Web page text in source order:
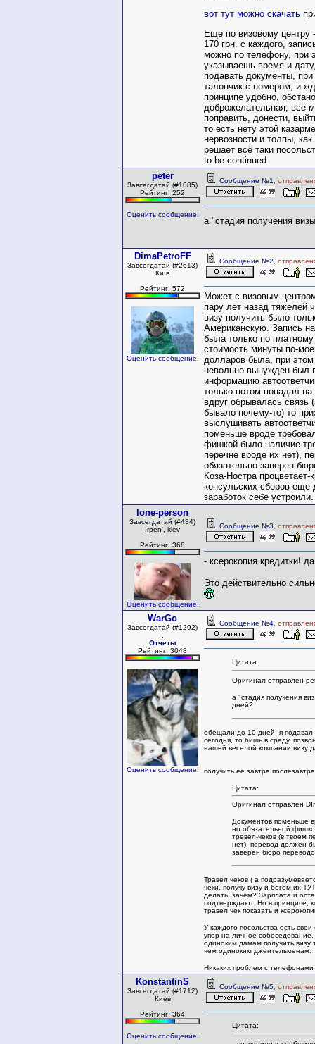
вот тут можно скачать
Еще по визовому центру
170 грн. с каждого,
можно по телефону, при
указываешь время и
подавать документы,
талончик с номером, и
принципе удобно,
доброжелательная, все
поправить, донести,
то есть нету этой
нервозности и толпы,
решает всё таки
to be continued
peter
Завсегдатай (#1085)
Рейтинг: 252
Оценить сообщение!
Сообщение №1 ,
а "стадия получения
DimaPetroFF
Завсегдатай (#2613)
Київ
Рейтинг: 572
Оценить сообщение!
Сообщение №2 ,
Может с визовым
пару лет назад тяжелей
визу получить было
Американскую. Запись
была только по
стоимость минуты по-
долларов была, при
невольно вынужден был
информацию
только потом попадал
вдруг обрывалась связь
бывало почему-то) то
выслушивать
поменьше вроде
фишкой было наличие
перечне вроде их нет),
обязательно заверен
Коза-Ностра
консульских сборов еще
заработок себе устроили.
lone-person
Завсегдатай (#434)
Irpen', kiev
Рейтинг: 368
Оценить сообщение!
Сообщение №3 ,
- ксерокопия кредитки!
Это действительно
WarGo
Завсегдатай (#1292)
Отчеты
Рейтинг: 3048
Оценить сообщение!
Сообщение №4 ,
Цитата:
Оригинал отправлен
а "стадия получения
дней?
обещали до 10 дней, я подавал
сегодня, то бишь в среду,
нашей веселой компании визу
получить ее завтра
Цитата:
Оригинал отправлен
Документов поменьше
но обязательной
тревел-чеков (в твоем
нет), перевод должен
заверен бюро
Травел чеков ( а
чеки, получу визу и бегом их
делать, зачем? Зарплата и
подтверждают. Но в принципе,
травел чек показать и
У каждого посольства есть
упор на личное собеседование,
одиноким дамам получить визу
чем одиноким джентельменам.
Никаких проблем с телефонами
KonstantinS
Завсегдатай (#1712)
Киев
Рейтинг: 364
Оценить сообщение!
Сообщение №5 ,
Цитата: